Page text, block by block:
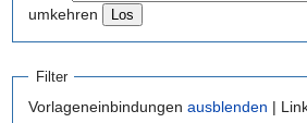
umkehren
Filter
Vorlageneinbindungen ausblenden |